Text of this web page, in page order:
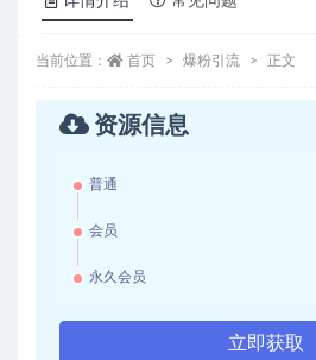
当前位置： 首页 爆粉引流 正文
资源信息
普通
会员
永久会员
立即获取